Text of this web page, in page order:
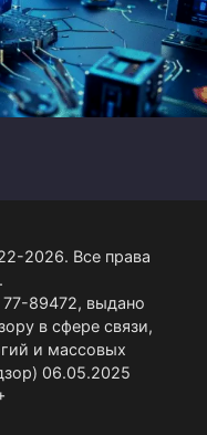
2026. Все права
89472, выдано
в сфере связи,
и массовых
06.05.2025